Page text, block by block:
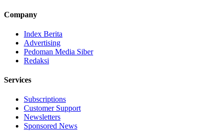
Company
Index Berita
Advertising
Pedoman Media Siber
Redaksi
Services
Subscriptions
Customer Support
Newsletters
Sponsored News